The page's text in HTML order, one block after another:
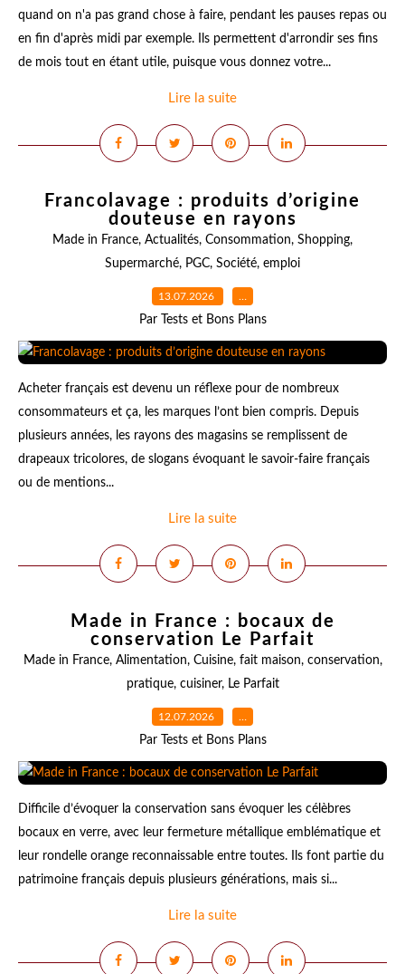
quand on n'a pas grand chose à faire, pendant les pauses repas ou
en fin d'après midi par exemple. Ils permettent d'arrondir ses fins
de mois tout en étant utile, puisque vous donnez votre...
Lire la suite
Francolavage : produits d’origine
douteuse en rayons
Made in France, Actualités, Consommation, Shopping,
Supermarché, PGC, Société, emploi
13.07.2026 …
Par Tests et Bons Plans
Acheter français est devenu un réflexe pour de nombreux
consommateurs et ça, les marques l’ont bien compris. Depuis
plusieurs années, les rayons des magasins se remplissent de
drapeaux tricolores, de slogans évoquant le savoir-faire français
ou de mentions...
Lire la suite
Made in France : bocaux de
conservation Le Parfait
Made in France, Alimentation, Cuisine, fait maison, conservation,
pratique, cuisiner, Le Parfait
12.07.2026 …
Par Tests et Bons Plans
Difficile d’évoquer la conservation sans évoquer les célèbres
bocaux en verre, avec leur fermeture métallique emblématique et
leur rondelle orange reconnaissable entre toutes. Ils font partie du
patrimoine français depuis plusieurs générations, mais si...
Lire la suite